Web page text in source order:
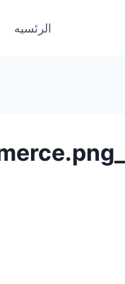
الرئسيه